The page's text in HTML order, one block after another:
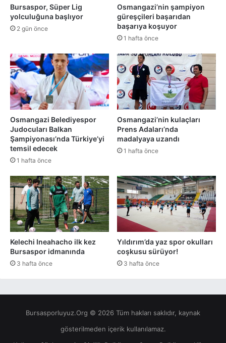
Bursaspor, Süper Lig
yolculuğuna başlıyor
2 gün önce
Osmangazi’nin şampiyon
güreşçileri başarıdan
başarıya koşuyor
1 hafta önce
Osmangazi Belediyespor
Judocuları Balkan
Şampiyonası’nda Türkiye’yi
temsil edecek
1 hafta önce
Osmangazi’nin kulaçları
Prens Adaları’nda
madalyaya uzandı
1 hafta önce
Kelechi Ineahacho ilk kez
Bursaspor idmanında
3 hafta önce
Yıldırım’da yaz spor okulları
coşkusu sürüyor!
3 hafta önce
Bursasporluyuz.Org © 2026 Tüm hakları saklıdır, kaynak
gösterilmeden içerik kullanılamaz.